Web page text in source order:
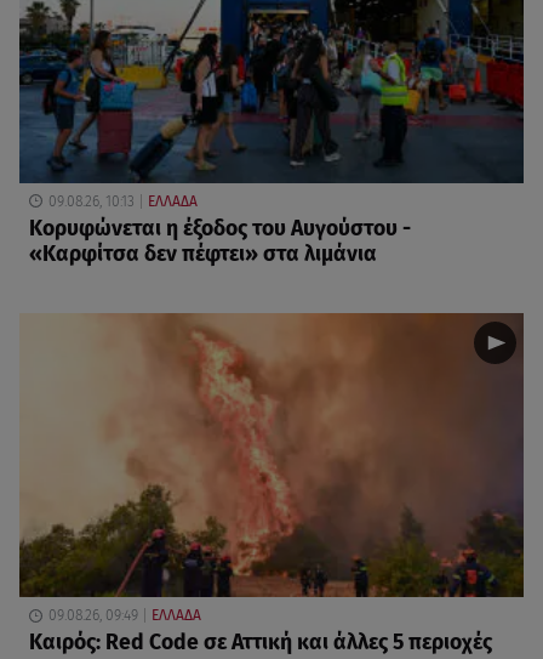
09.08.26, 10:13 ΕΛΛΑΔΑ
Κορυφώνεται η έξοδος του Αυγούστου -
«Καρφίτσα δεν πέφτει» στα λιμάνια
09.08.26, 09:49 ΕΛΛΑΔΑ
Καιρός: Red Code σε Αττική και άλλες 5 περιοχές